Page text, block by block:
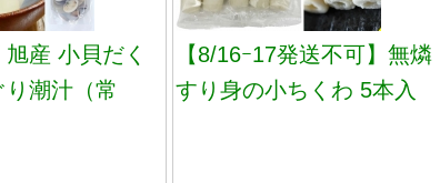
産 小貝だく
潮汁（常
【8/16ｰ17発送不可】無燐
すり身の小ちくわ 5本入